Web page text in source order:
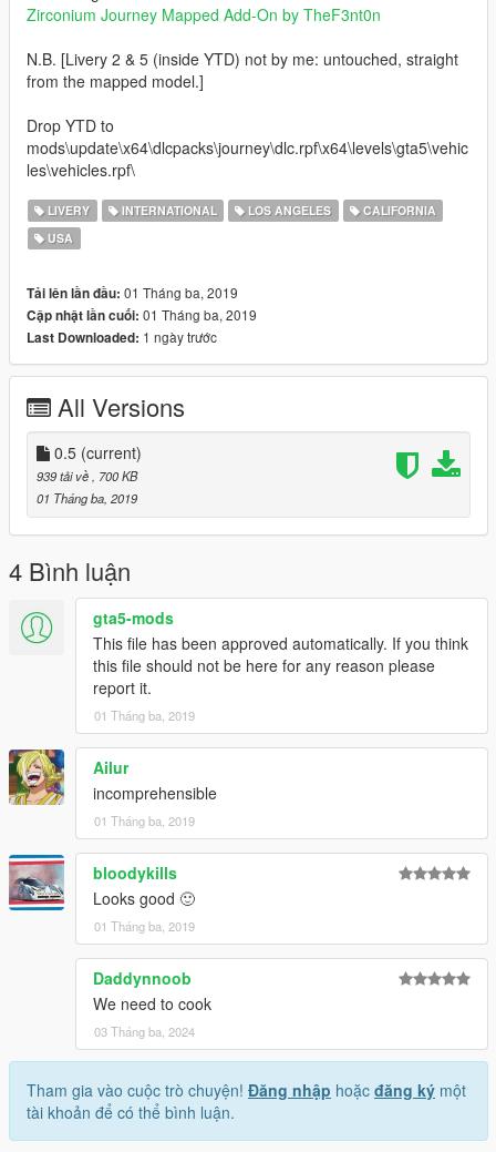
Zirconium Journey Mapped Add-On by TheF3nt0n
N.B. [Livery 2 & 5 (inside YTD) not by me: untouched, straight
from the mapped model.]
Drop YTD to
mods\update\x64\dlcpacks\journey\dlc.rpf\x64\levels\gta5\vehic
les\vehicles.rpf\
LIVERY INTERNATIONAL LOS ANGELES
CALIFORNIA
USA
Tải lên lần đầu: 01 Tháng ba, 2019
Cập nhật lần cuối: 01 Tháng ba, 2019
Last Downloaded: 1 ngày trước
All Versions
0.5 (current)
939 tải về
, 700 KB
01 Tháng ba, 2019
4 Bình luận
gta5-mods
This file has been approved automatically. If you think
this file should not be here for any reason please
report it.
01 Tháng ba, 2019
Ailur
incomprehensible
01 Tháng ba, 2019
bloodykills
Looks good 🙂
01 Tháng ba, 2019
Daddynnoob
We need to cook
03 Tháng ba, 2024
Tham gia vào cuộc trò chuyện! Đăng nhập hoặc đăng ký một
tài khoản để có thể bình luận.